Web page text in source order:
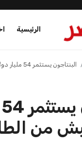
الرئيسية
البنتاجون يستثمر 54 مليار دولار في مشروع ضخم لإنشاء جيش من الطائرات حسب تقرير واشنطن بوست
من